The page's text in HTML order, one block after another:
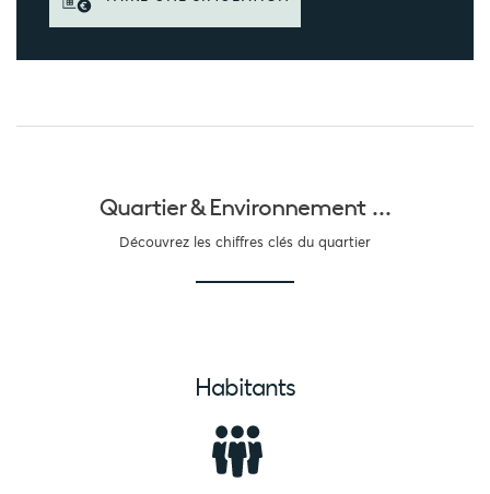
Quartier &Environnement ...
Découvrez les chiffres clés du quartier
Habitants